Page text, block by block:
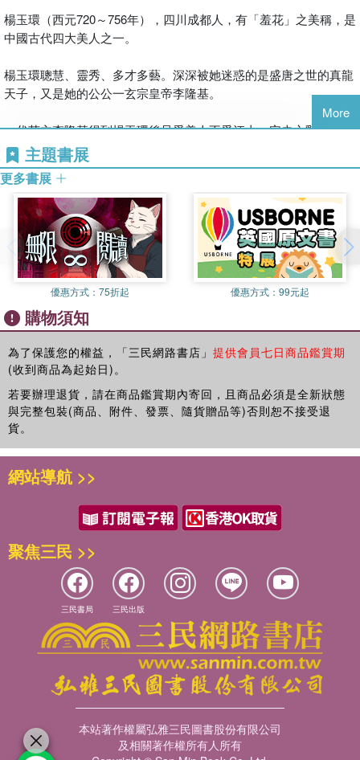
反覆書寫、反覆指認，卻很少被真正理解。這些故事的殘酷之處，
不在於悲劇本身，而在於悲劇被合理化的方式。
▎重新看見她們的位置
當視角不再停留於美貌與傳說，而是回到時代條件、權力配置與個
史的插曲，而是結構運作下的關鍵節點；不是命運的附屬品，而是
被迫承擔過多意義的行動者。理解她們，等於重新理解權力如何運
〔本書特色〕
她們被歌頌為紅顏，也被反覆用來解釋王朝的興衰。從宮廷到邊
塞，從權謀核心到亂世邊緣，這些女性往往被置於最關鍵、也最危
險的位置。她們的命運，既不是單純的愛情故事，也非偶然的悲
開，回到結構與代價，歷史中的紅顏，呈現出更複雜、也更真實的
楊玉環（西元720～756年），四川成都人，有「羞花」之美稱，是
中國古代四大美人之一。
楊玉環聰慧、靈秀、多才多藝。深深被她迷惑的是盛唐之世的真龍
天子，又是她的公公一玄宗皇帝李隆基。
一代英主李隆基得到楊玉環後只愛美人不愛江山，安史之亂爆發，
李隆基逃出京城，在兵士的脅迫下，忍痛殺死楊玉環，以平民怨。
兩人的愛情成了淒婉纏綿的千古絕唱。
．名門之後，壽王愛侶
開元七年（西元719年），大唐帝國在玄宗皇帝李隆基的統治下，
平定內部動亂，正在走向輝煌之際，蜀州司戶楊玄琰的家裡又發生
了一樁喜事。六月初一這天，玄琰的小女兒降生人間——這就是日
後在唐帝國歷史上寫下重重一筆的著名美人楊貴妃，小名玉環。
玉環父親楊玄琰的官階雖然不高，僅是七品不到，但追溯他的遠祖
世系，門第名望卻是較高。
玉環的高祖父是隋朝名臣楊汪，弘農華陰人氏（今陝西省華陰
縣），為北周隋朝以來的著名望族。楊汪因與隋文帝楊堅同為弘農
人，所以受到重用，賜爵平方縣伯，官至尚書左丞。隋煬帝即位
到懷疑，降為梁郡（今河南商丘）通守。隋煬帝被殺之後，楊汪又
陽，將楊汪殺死。
楊汪被殺之後，楊氏家族中落，後世均不顯貴。玉環的曾祖父楊令
本為金州（今陝西安康）刺史。祖父楊志謙，名不見經傳。到父親
這一輩，情況才稍微好了一些。
玉環父親玄琰，在開元初年任蜀州司戶，司戶雖是個小官，但因為
蜀州很大，排為上州，所以司戶的地位也較為可觀，品級相當於一
般的縣令。職責是主管一州的戶籍、錢糧統計、道路交通、住宿迎
送、婚姻土地等事務，實際權力還是不小的。玄琰還有兩個弟弟，
軍，也是七品以下的小吏。主要掌管河道橋梁、車船運輸、宅舍修
建及百工眾藝等事。
More
主題書展
更多書展
優惠方式： 75折起 優惠方式： 99元起
購物須知
為了保護您的權益，「三民網路書店」 提供會員七日商品鑑賞期
(收到商品為起始日)。
若要辦理退貨，請在商品鑑賞期內寄回，且商品必須是全新狀態
與完整包裝(商品、附件、發票、隨貨贈品等)否則恕不接受退
貨。
網站導航 >>
聚焦三民 >>
三民書局 三民出版
本站著作權屬弘雅三民圖書股份有限公司
及相關著作權所有人所有